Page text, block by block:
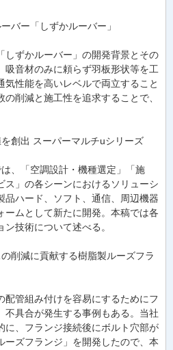
バー「しずかルーバー」
しずかルーバー」の開発背景とその
吸音材のみに頼らず羽板形状等を工
気性能を高いレベルで両立すること
削減と施工性を追求することで、
創出 スーパーマルチuシリーズ
、「空調設計・機種選定」「施
ス」の各シーンにおけるソリューシ
品ハード、ソフト、通信、周辺機器
ームとして新たに開発。本稿では各
技術について述べる。
削減に貢献する樹脂製ルーズフラ
配管組み付けを容易にするためにフ
不具合が発生する事例もある。当社
に、フランジ接続後にボルト穴部が
ーズフランジ」を開発したので、本